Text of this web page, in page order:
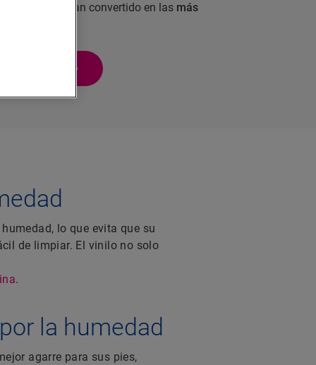
y se han convertido en las más
lo que evita que su
de limpiar. El vinilo no solo
.
la humedad
agarre para sus pies,